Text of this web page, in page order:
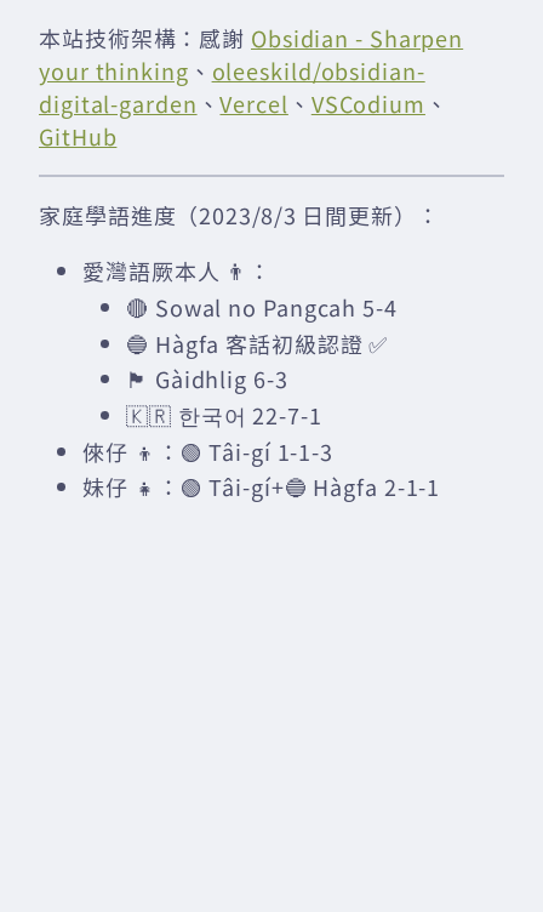
本站技術架構：感謝 Obsidian - Sharpen
your thinking 、 oleeskild/obsidian-
digital-garden 、Vercel 、 VSCodium 、
GitHub
家庭學語進度（2023/8/3 日間更新）：
愛灣語厥本人 👨：
🔴 Sowal no Pangcah 5-4
🔵 Hàgfa 客話初級認證 ✅
🏴󠁧󠁢󠁳󠁣󠁴󠁿 Gàidhlig 6-3
🇰🇷 한국어 22-7-1
倈仔 👦：🟢 Tâi-gí 1-1-3
妹仔 👧：🟢 Tâi-gí+🔵 Hàgfa 2-1-1